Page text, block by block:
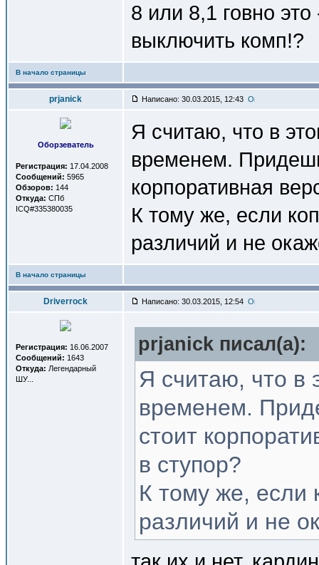
8 или 8,1 говно
выключить комп!?
В начало страницы
prjanick Написано: 30.03.2015, 12:43
Оборзеватель
Регистрация: 17.04.2008
Сообщений: 5965
Обзоров: 144
Откуда: СПб
ICQ#335380035
Я считаю, что в
временем.
корпоративная
К тому же, если
различий и не
В начало страницы
Driverrock Написано: 30.03.2015, 12:54
Регистрация: 16.06.2007
Сообщений: 1643
Откуда: Легендарный
ШУ...
prjanick писал(a):
Я считаю, что в
временем.
стоит
в ступор?
К тому же, если
различий и не